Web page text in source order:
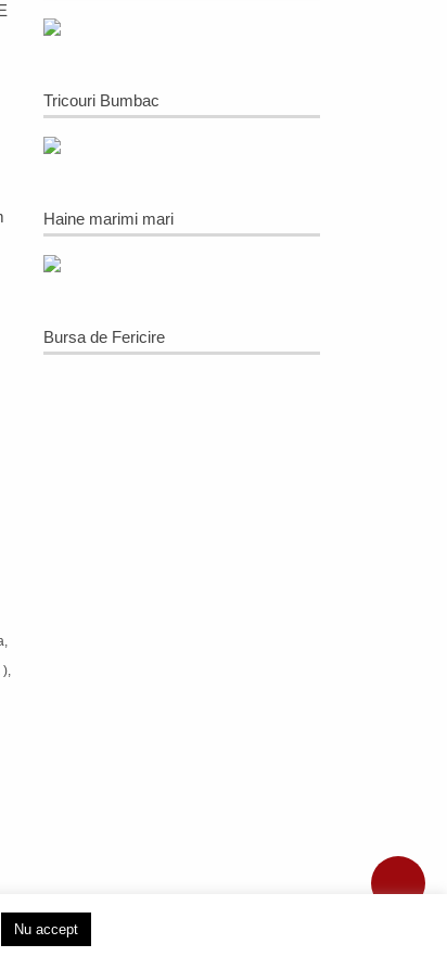
),
Tricouri Bumbac
Haine marimi mari
Bursa de Fericire
Nu accept